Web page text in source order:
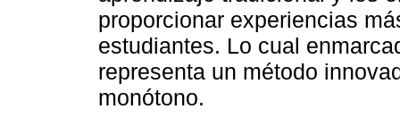
proporcionar experiencias
estudiantes. Lo cual
representa un método
monótono.